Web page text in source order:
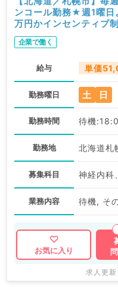
ンコール勤務★週1曜
万円かインセンティブ
日との組み合わせも可
企業で働く
給与 単価
勤務曜日 土 日
勤務時間 待機
勤務地 北海道札
募集科目
業務内容
お気に入り
求人更